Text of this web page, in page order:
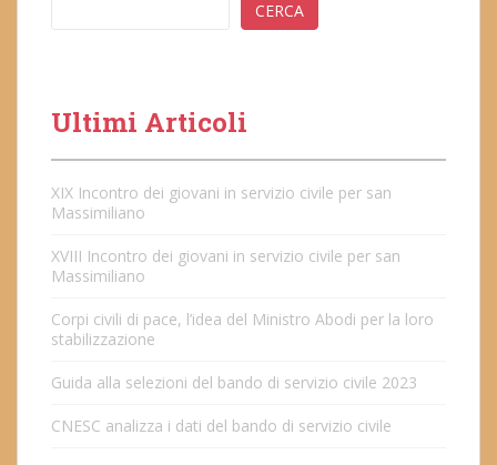
CERCA
Ultimi Articoli
XIX Incontro dei giovani in servizio civile per san
Massimiliano
XVIII Incontro dei giovani in servizio civile per san
Massimiliano
Corpi civili di pace, l’idea del Ministro Abodi per la loro
stabilizzazione
Guida alla selezioni del bando di servizio civile 2023
CNESC analizza i dati del bando di servizio civile